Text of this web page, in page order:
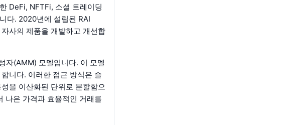
DeFi, NFTFi, 소셜 트레이딩
다. 2020년에 설립된 RAI
사의 제품을 개발하고 개선합
자(AMM) 모델입니다. 이 모델
니다. 이러한 접근 방식은 슬
을 이산화된 단위로 분할함으
나은 가격과 효율적인 거래를